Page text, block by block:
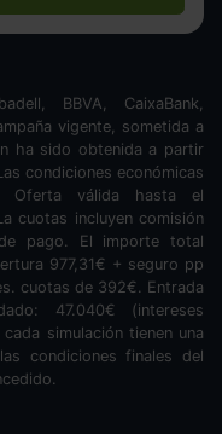
BBVA, CaixaBank,
vigente, sometida a
ha sido obtenida a partir
condiciones económicas
Oferta válida hasta el
cuotas incluyen comisión
pago. El importe total
977,31€ + seguro pp
cuotas de 392€. Entrada
47.040€ (intereses
simulación tienen una
condiciones finales del